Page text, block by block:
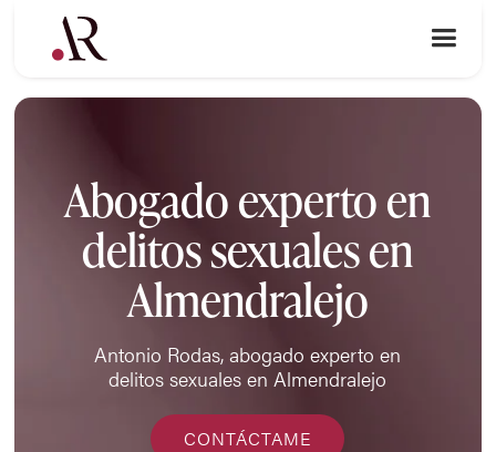
Abogado experto en
delitos sexuales en
Almendralejo
Antonio Rodas, abogado experto en
delitos sexuales en Almendralejo
CONTÁCTAME